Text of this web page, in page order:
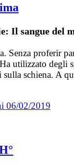
Il sangue del
Senza proferir
utilizzato degli
sulla schiena. A
06/02/2019